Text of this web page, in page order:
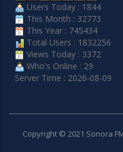
Users Today : 1844
This Month : 32773
This Year : 745434
Total Users : 1832256
Views Today : 3372
Who's Online : 29
Server Time : 2026-08-09
Copyright © 2021 Sonora